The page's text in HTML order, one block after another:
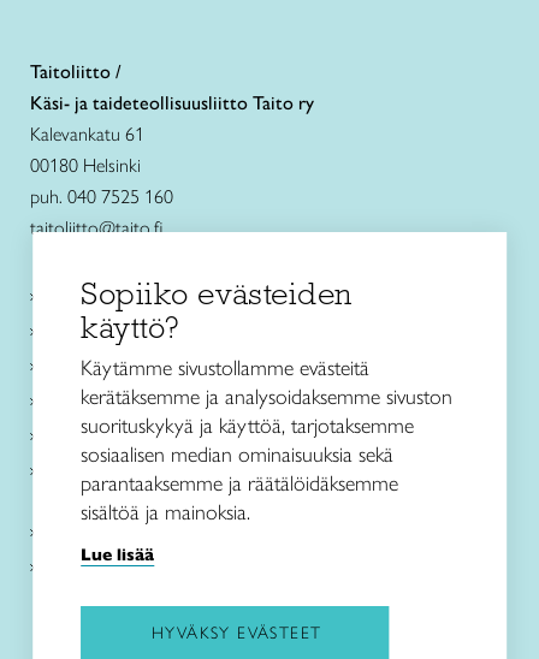
Taitoliitto /
Käsi- ja taideteollisuusliitto Taito ry
Kalevankatu 61
00180 Helsinki
puh. 040 7525 160
taitoliitto@taito.fi
Käsityökurssit ja koulutus
Ajankohtaista
Käsityöohjeet
Me olemme Taito
Paikallinen toiminta
Verkkokaupat
Kirjaudu Arviin
Kirjaudu Taitocampukseen
Sopiiko evästeiden
käyttö?
Käytämme sivustollamme evästeitä
kerätäksemme ja analysoidaksemme sivuston
suorituskykyä ja käyttöä, tarjotaksemme
sosiaalisen median ominaisuuksia sekä
parantaaksemme ja räätälöidäksemme
sisältöä ja mainoksia.
Lue lisää
HYVÄKSY EVÄSTEET